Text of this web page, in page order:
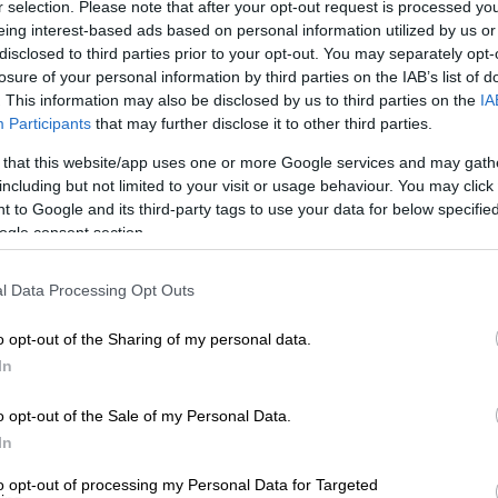
selection. Please note that after your opt-out request is processed
interest-based ads based on personal information utilized by us
to third parties prior to your opt-out. You may separately
of your personal information by third parties on the IAB’s list of
This information may also be disclosed by us to third parties on the
Participants that may further disclose it to other third parties.
that this website/app uses one or more Google services and may
but not limited to your visit or usage behaviour. You may
to Google and its third-party tags to use your data for below
consent section.
Data Processing Opt Outs
opt-out of the Sharing of my personal data.
opt-out of the Sale of my Personal Data.
opt-out of processing my Personal Data for Targeted
automatisoi taloushallinnon prosesseja.
Procountorista Tilitoimistoille
ja isännöitsijät
isännöintialalle.
Urheiluseurat
-30 % kuukausimaksusta
maksuton mobiili!
Ota käyttöösi juristien laatimat, käyttövalmiit
sopimuspohjat
Procountorista Tilitoimistoille
Procountor versiopäivitykset
Tiedot Procountorin versiopäivityksistä
Etsitkö itsellesi kirjanpitäjää?
toimialalla oleviin yrityksiin, koska se
rahoitusrakenteen ja
EBITDA on yksi monista mittareista,
kuten
koska se ei ota huomioon käyttöpääoman